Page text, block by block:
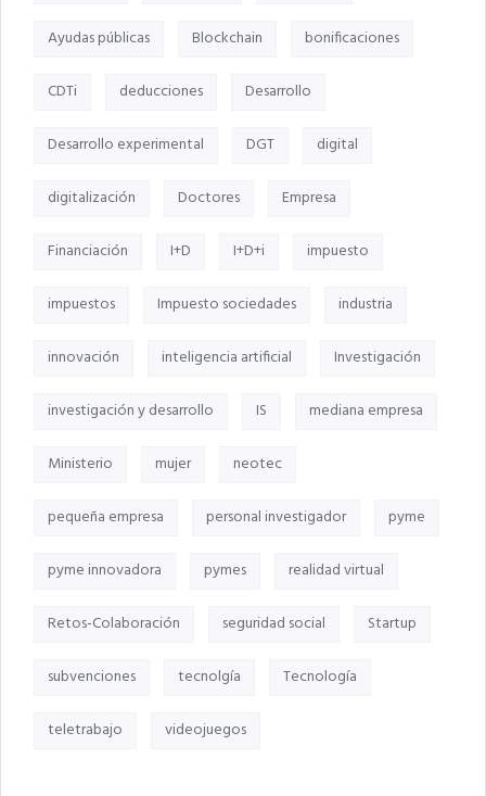
Ayudas públicas Blockchain bonificaciones
CDTi deducciones Desarrollo
Desarrollo experimental DGT digital
digitalización Doctores Empresa
Financiación I+D I+D+i impuesto
impuestos Impuesto sociedades industria
innovación inteligencia artificial Investigación
investigación y desarrollo IS mediana empresa
Ministerio mujer neotec
pequeña empresa personal investigador pyme
pyme innovadora pymes realidad virtual
Retos-Colaboración seguridad social Startup
subvenciones tecnolgía Tecnología
teletrabajo videojuegos